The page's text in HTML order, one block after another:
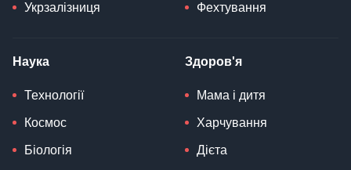
Укрзалізниця Фехтування
Наука
Технології
Космос
Біологія
Здоров'я
Мама і дитя
Харчування
Дієта